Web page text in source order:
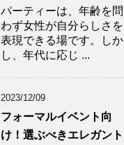
パーティーは、年齢を問
わず女性が自分らしさを
表現できる場です。しか
し、年代に応じ ...
2023/12/09
フォーマルイベント向
け！選ぶべきエレガント